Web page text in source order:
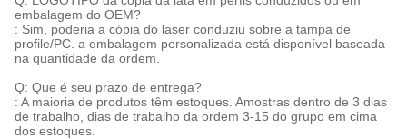
embalagem do OEM?
: Sim, poderia a cópia do laser conduziu sobre a tampa de
profile/PC. a embalagem personalizada está disponível baseada
na quantidade da ordem.
Q: Que é seu prazo de entrega?
: A maioria de produtos têm estoques. Amostras dentro de 3 dias
de trabalho, dias de trabalho da ordem 3-15 do grupo em cima
dos estoques.